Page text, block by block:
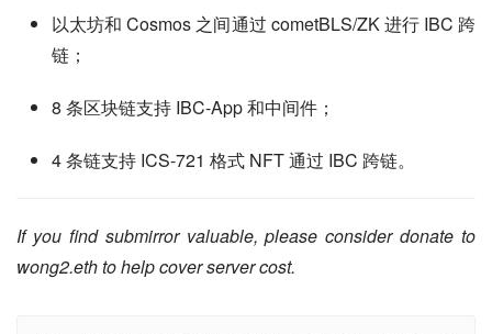
以太坊和 Cosmos 之间通过 cometBLS/ZK 进行 IBC 跨
链；
8 条区块链支持 IBC-App 和中间件；
4 条链支持 ICS-721 格式 NFT 通过 IBC 跨链。
If you find submirror valuable, please consider donate to
wong2.eth to help cover server cost.